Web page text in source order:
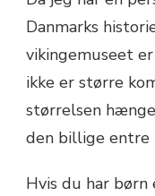
Danmarks
vikingemuseet
ikke er større
størrelsen
den billige entre
Hvis du har